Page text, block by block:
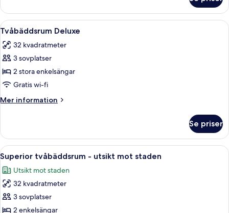
dubbelrum
utsikt
staden
Öppna
alla
foton
för
Tvåbäddsrum
Deluxe
Ett hotellrum med två sängar, ett
4
Tvåbäddsrum Deluxe
32 kvadratmeter
3 sovplatser
2 stora enkelsängar
Gratis wi-fi
Mer information
Mer
Deluxe
Se priser
Öppna
alla
foton
för
Superior
tvåbäddsrum
Ett hotellrum med två sängar, ett
3
Superior tvåbäddsrum - utsikt mot staden
Utsikt mot staden
32 kvadratmeter
3 sovplatser
2 enkelsängar